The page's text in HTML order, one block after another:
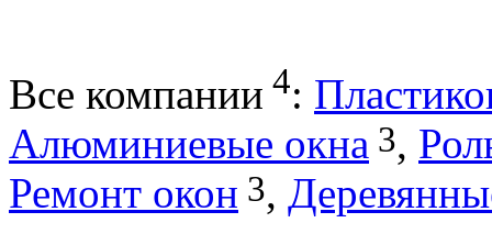
Все компании 4:
Алюминиевые окна 3,
Ремонт окон 3,